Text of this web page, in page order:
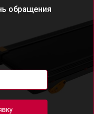
обращения